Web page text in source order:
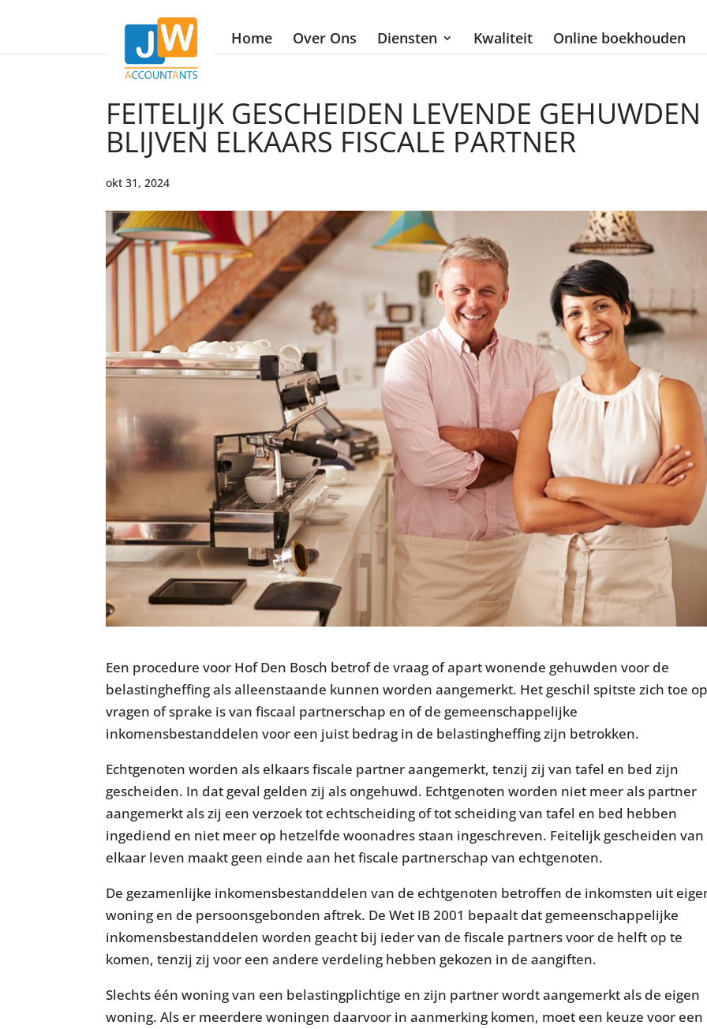
Home Over Ons Diensten Kwaliteit Online boekhouden
FEITELIJK GESCHEIDEN LEVENDE GEHUWDEN
BLIJVEN ELKAARS FISCALE PARTNER
okt 31, 2024
Een procedure voor Hof Den Bosch betrof de vraag of apart wonende gehuwden voor de
belastingheffing als alleenstaande kunnen worden aangemerkt. Het geschil spitste zich toe
vragen of sprake is van fiscaal partnerschap en of de gemeenschappelijke
inkomensbestanddelen voor een juist bedrag in de belastingheffing zijn betrokken.
Echtgenoten worden als elkaars fiscale partner aangemerkt, tenzij zij van tafel en bed zijn
gescheiden. In dat geval gelden zij als ongehuwd. Echtgenoten worden niet meer als partner
aangemerkt als zij een verzoek tot echtscheiding of tot scheiding van tafel en bed hebben
ingediend en niet meer op hetzelfde woonadres staan ingeschreven. Feitelijk gescheiden van
elkaar leven maakt geen einde aan het fiscale partnerschap van echtgenoten.
De gezamenlijke inkomensbestanddelen van de echtgenoten betroffen de inkomsten uit
woning en de persoonsgebonden aftrek. De Wet IB 2001 bepaalt dat gemeenschappelijke
inkomensbestanddelen worden geacht bij ieder van de fiscale partners voor de helft op te
komen, tenzij zij voor een andere verdeling hebben gekozen in de aangiften.
Slechts één woning van een belastingplichtige en zijn partner wordt aangemerkt als de eigen
woning. Als er meerdere woningen daarvoor in aanmerking komen, moet een keuze voor een